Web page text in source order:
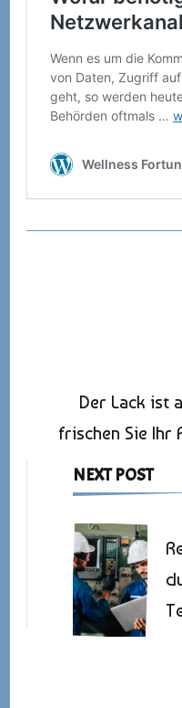
Der Lack ist
frischen Sie Ihr
NEXT POST